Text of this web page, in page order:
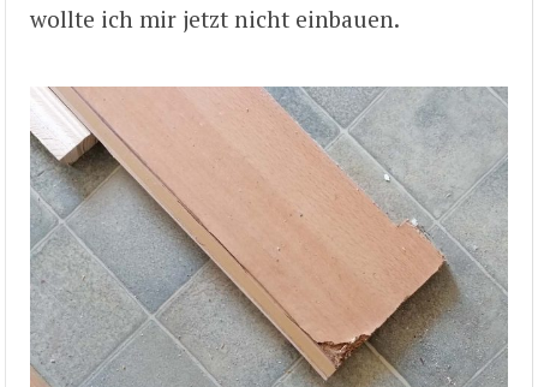
wollte ich mir jetzt nicht einbauen.